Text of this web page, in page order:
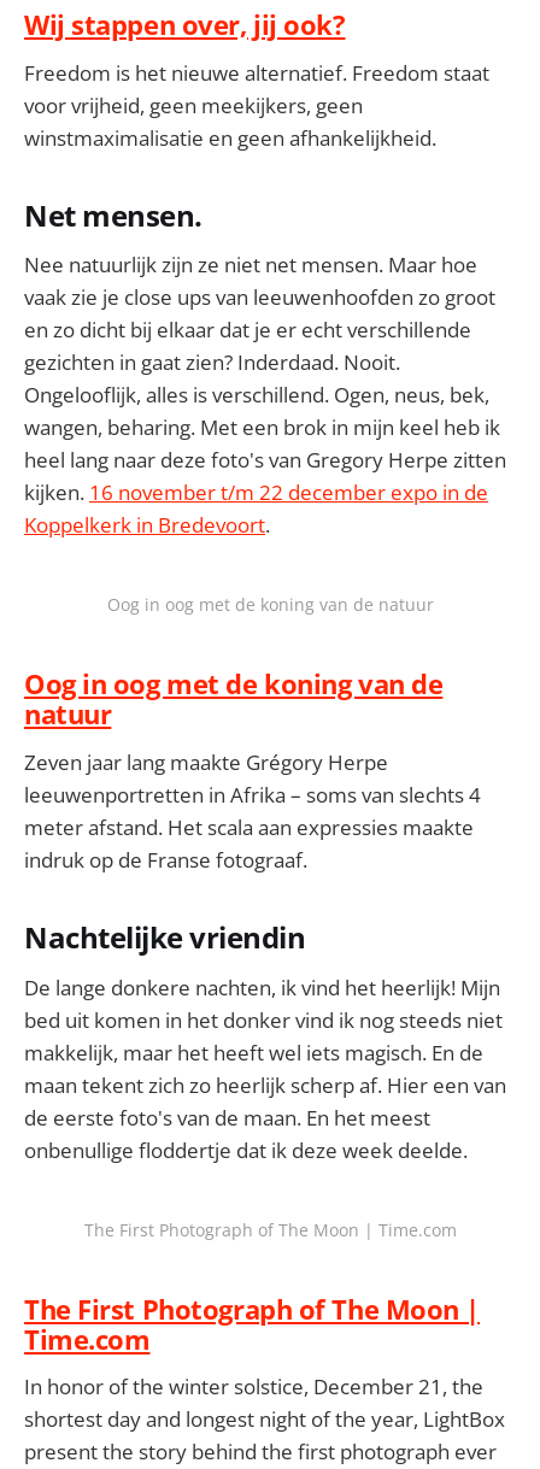
Wij stappen over, jij ook?
Freedom is het nieuwe alternatief. Freedom staat
voor vrijheid, geen meekijkers, geen
winstmaximalisatie en geen afhankelijkheid.
Net mensen.
Nee natuurlijk zijn ze niet net mensen. Maar hoe
vaak zie je close ups van leeuwenhoofden zo groot
en zo dicht bij elkaar dat je er echt verschillende
gezichten in gaat zien? Inderdaad. Nooit.
Ongelooflijk, alles is verschillend. Ogen, neus, bek,
wangen, beharing. Met een brok in mijn keel heb ik
heel lang naar deze foto's van Gregory Herpe zitten
kijken. 16 november t/m 22 december expo in de
Koppelkerk in Bredevoort.
Oog in oog met de koning van de natuur
Oog in oog met de koning van de
natuur
Zeven jaar lang maakte Grégory Herpe
leeuwenportretten in Afrika – soms van slechts 4
meter afstand. Het scala aan expressies maakte
indruk op de Franse fotograaf.
Nachtelijke vriendin
De lange donkere nachten, ik vind het heerlijk! Mijn
bed uit komen in het donker vind ik nog steeds niet
makkelijk, maar het heeft wel iets magisch. En de
maan tekent zich zo heerlijk scherp af. Hier een van
de eerste foto's van de maan. En het meest
onbenullige floddertje dat ik deze week deelde.
The First Photograph of The Moon | Time.com
The First Photograph of The Moon |
Time.com
In honor of the winter solstice, December 21, the
shortest day and longest night of the year, LightBox
present the story behind the first photograph ever